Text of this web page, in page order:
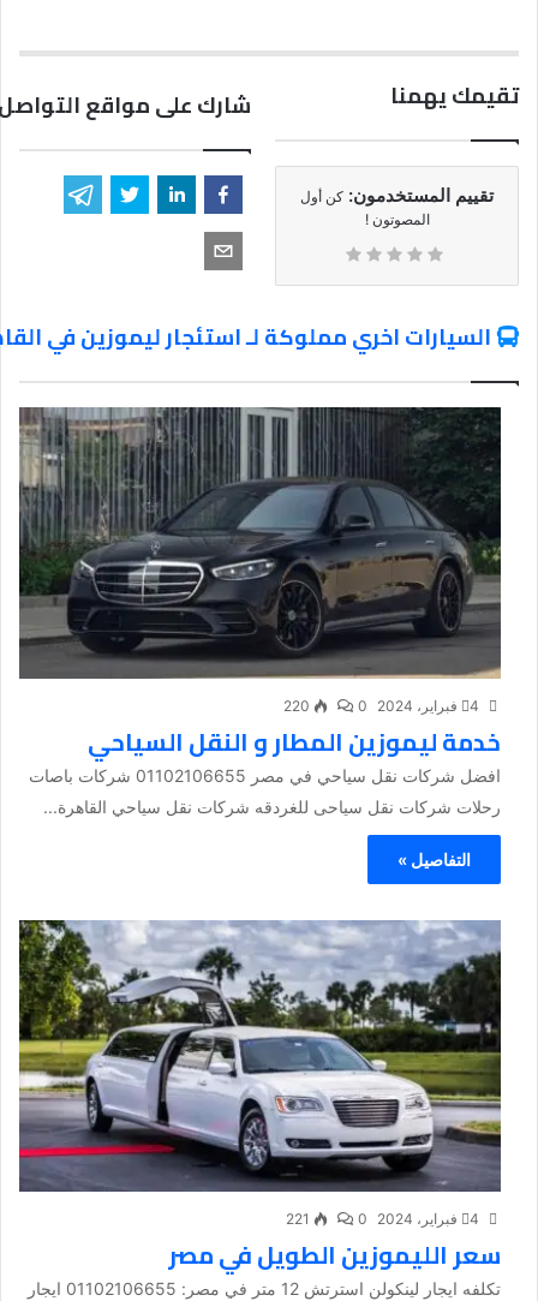
تقيمك يهمنا
تقييم المستخدمون: كن أول
المصوتون !
شارك على مواقع
السيارات اخري مملوكة لـ استئجار ليموزين في
4 فبراير، 2024 0
220
خدمة ليموزين المطار و النقل السياحي
افضل شركات نقل سياحي في مصر 01102106655 شركات باصات
رحلات شركات نقل سياحى للغردقه شركات نقل سياحي القاهرة...
التفاصيل »
4 فبراير، 2024 0
221
سعر الليموزين الطويل في مصر
تكلفه ايجار لينكولن استرتش 12 متر في مصر: 01102106655 ايجار